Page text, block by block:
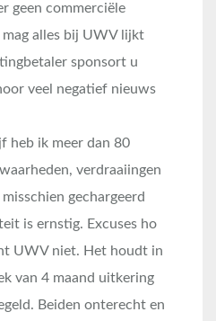
geen commerciële
mag alles bij UWV lijkt
sponsort u
veel negatief nieuws
heb ik meer dan 80
verdraaiingen
gechargeerd
is ernstig. Excuses ho
UWV niet. Het houdt in
van 4 maand uitkering
Beiden onterecht en